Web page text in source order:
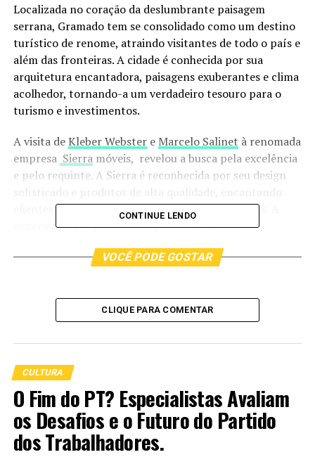
Localizada no coração da deslumbrante paisagem
serrana, Gramado tem se consolidado como um destino
turístico de renome, atraindo visitantes de todo o país e
além das fronteiras. A cidade é conhecida por sua
arquitetura encantadora, paisagens exuberantes e clima
acolhedor, tornando-a um verdadeiro tesouro para o
turismo e investimentos.
A visita deKleber Webstere Marcelo Salinet à renomada
empresa Sierramóveis, revelou a busca pela excelência
e pelo requinte. A Sierra é reconhecida por seu design
clientes exigentes e apaixonados por móveis finos. A
experiência proporcionada pela Sierra reflete a
exclusivas.
CONTINUE LENDO
VOCÊ PODE GOSTAR
CLIQUE PARA COMENTAR
CULTURA
O Fim do PT? Especialistas Avaliam
os Desafios e o Futuro do Partido
dos Trabalhadores.